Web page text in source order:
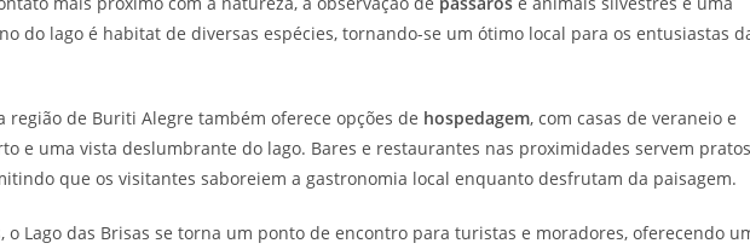
do lago é habitat de diversas espécies, tornando-se um ótimo local para os entusiastas
região de Buriti Alegre também oferece opções de hospedagem, com casas de veraneio e
e uma vista deslumbrante do lago. Bares e restaurantes nas proximidades servem pratos
que os visitantes saboreiem a gastronomia local enquanto desfrutam da paisagem.
o Lago das Brisas se torna um ponto de encontro para turistas e moradores, oferecendo